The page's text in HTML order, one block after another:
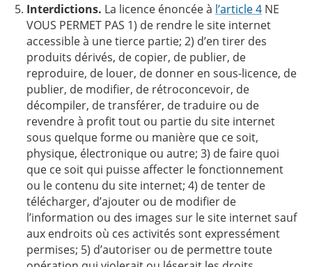
Interdictions. La licence énoncée à l’article 4NE
VOUS PERMET PAS 1) de rendre le site internet
accessible à une tierce partie; 2) d’en tirer des
produits dérivés, de copier, de publier, de
reproduire, de louer, de donner en sous-licence, de
publier, de modifier, de rétroconcevoir, de
décompiler, de transférer, de traduire ou de
revendre à profit tout ou partie du site internet
sous quelque forme ou manière que ce soit,
physique, électronique ou autre; 3) de faire quoi
que ce soit qui puisse affecter le fonctionnement
ou le contenu du site internet; 4) de tenter de
télécharger, d’ajouter ou de modifier de
l’information ou des images sur le site internet sauf
aux endroits où ces activités sont expressément
permises; 5) d’autoriser ou de permettre toute